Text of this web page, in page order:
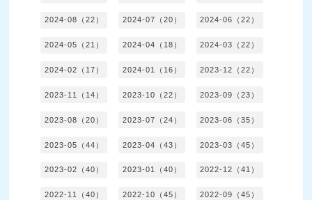
2024-08（22） 2024-07（20） 2024-06（22）
2024-05（21） 2024-04（18） 2024-03（22）
2024-02（17） 2024-01（16） 2023-12（22）
2023-11（14） 2023-10（22） 2023-09（23）
2023-08（20） 2023-07（24） 2023-06（35）
2023-05（44） 2023-04（43） 2023-03（45）
2023-02（40） 2023-01（40） 2022-12（41）
2022-11（40） 2022-10（45） 2022-09（45）